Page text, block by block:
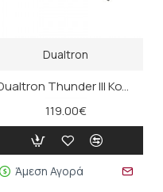
Dualtron
Dualtron Thunder III Κολόνα Τιμονιού
119.00€
Άμεση Αγορά